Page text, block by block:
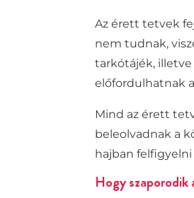
Az érett tetvek
nem tudnak,
tarkótájék,
előfordulhatnak
Mind az érett
beleolvadnak a
hajbanfelfigyelni
Hogy